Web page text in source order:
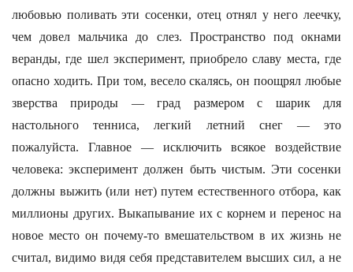
любовью поливать эти сосенки, отец отнял у него леечку,
чем довел мальчика до слез. Пространство под окнами
веранды, где шел эксперимент, приобрело славу места, где
опасно ходить. При том, весело скалясь, он поощрял любые
зверства природы — град размером с шарик для
настольного тенниса, легкий летний снег — это
пожалуйста. Главное — исключить всякое воздействие
человека: эксперимент должен быть чистым. Эти сосенки
должны выжить (или нет) путем естественного отбора, как
миллионы других. Выкапывание их с корнем и перенос на
новое место он почему-то вмешательством в их жизнь не
считал, видимо видя себя представителем высших сил, а не